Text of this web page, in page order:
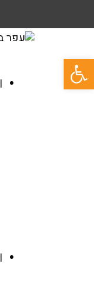
פתח סרגל נגישות